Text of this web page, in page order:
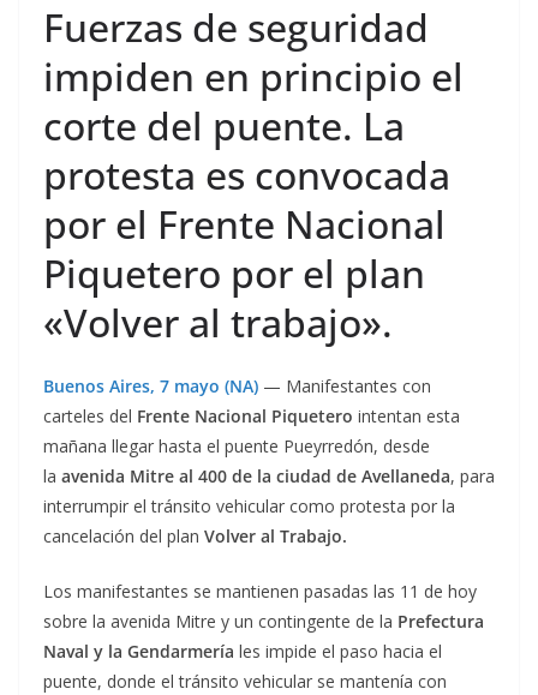
Fuerzas de seguridad
impiden en principio el
corte del puente. La
protesta es convocada
por el Frente Nacional
Piquetero por el plan
«Volver al trabajo».
Buenos Aires, 7 mayo (NA) — Manifestantes con
carteles del Frente Nacional Piquetero intentan esta
mañana llegar hasta el puente Pueyrredón, desde
la avenida Mitre al 400 de la ciudad de Avellaneda, para
interrumpir el tránsito vehicular como protesta por la
cancelación del plan Volver al Trabajo.
Los manifestantes se mantienen pasadas las 11 de hoy
sobre la avenida Mitre y un contingente de la Prefectura
Naval y la Gendarmería les impide el paso hacia el
puente, donde el tránsito vehicular se mantenía con